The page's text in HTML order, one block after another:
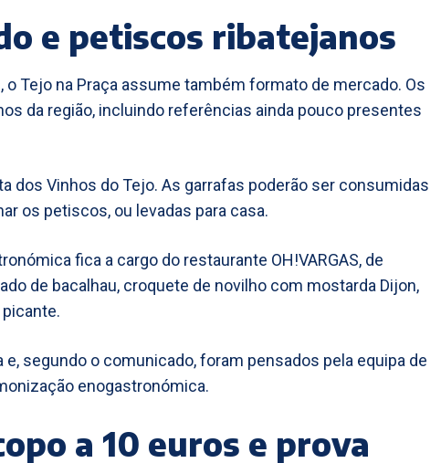
e petiscos ribatejanos
o Tejo na Praça assume também formato de mercado. Os
da região, incluindo referências ainda pouco presentes
dos Vinhos do Tejo. As garrafas poderão ser consumidas
os petiscos, ou levadas para casa.
fica a cargo do restaurante OH!VARGAS, de
de bacalhau, croquete de novilho com mostarda Dijon,
segundo o comunicado, foram pensados pela equipa de
enogastronómica.
a 10 euros e prova